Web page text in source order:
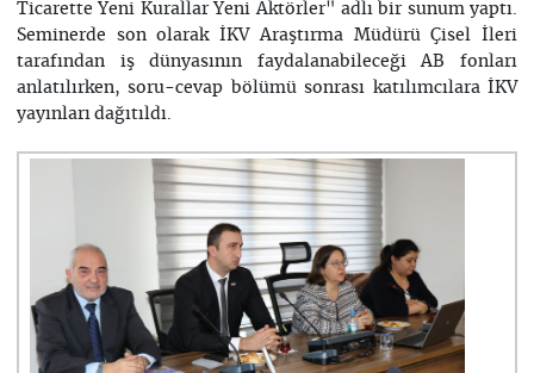
Ticarette Yeni Kurallar Yeni Aktörler" adlı bir sunum yaptı.
Seminerde son olarak İKV Araştırma Müdürü Çisel İleri
tarafından iş dünyasının faydalanabileceği AB fonları
anlatılırken, soru-cevap bölümü sonrası katılımcılara İKV
yayınları dağıtıldı.